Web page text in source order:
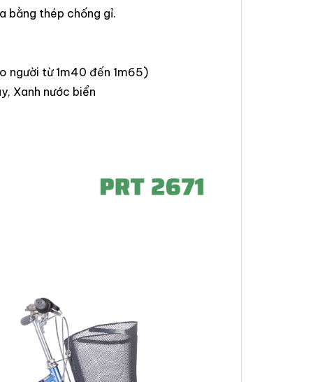
bằng thép chống gỉ.
người từ 1m40 đến 1m65)
Xanh nước biển